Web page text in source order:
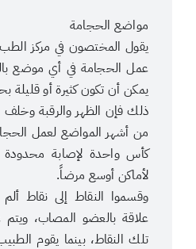
مواضع الحجامة
يقول المختصون في مركز
عمل الحجامة في أي موضع
يمكن أن تكون كثيرة أو
ذلك فإن الظهر والرقبة وخلف
من أشهر المواضع لعمل
كأس واحدة لإصابة
لأماكن أوسع مرضاً.
وقسموا النقاط إلى نقاط
علاقة بالعضو المصاب،
تلك النقاط، بينما يقوم